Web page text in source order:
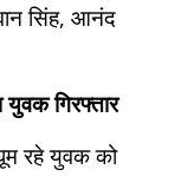
सिंह, आनंद
युवक गिरफ्तार
रहे युवक को